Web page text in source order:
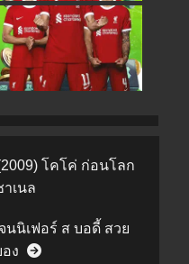
โคโค่ ก่อนโลก
าเนล
นนิเฟอร์ ส บอดี้ สวย
ง